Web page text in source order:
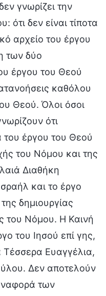
γνωρίζει την
ότι δεν είναι τίποτα
αρχείο του έργου
των δύο
έργου του Θεού
καθόλου
Θεού. Όλοι όσοι
ότι
του έργου του Θεού
του Νόμου και της
Διαθήκη
και το έργο
δημιουργίας
του Νόμου. Η Καινή
του Ιησού επί γης,
Τέσσερα Ευαγγέλια,
Δεν αποτελούν
των